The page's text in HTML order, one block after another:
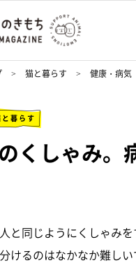
猫と暮らす 健康・病気
と暮らす
くしゃみ。
と同じようにくしゃみ
けるのはなかなか難しい